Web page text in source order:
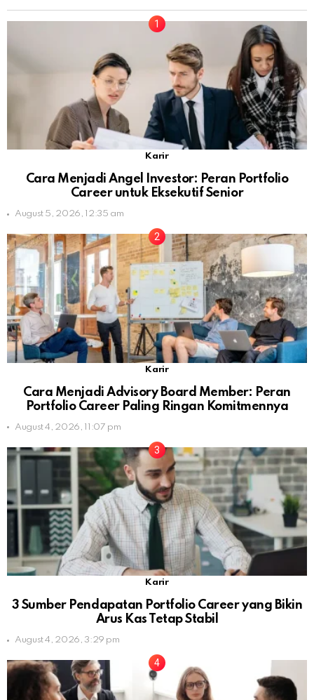
Karir
Cara Menjadi Angel Investor: Peran Portfolio
Career untuk Eksekutif Senior
August 5, 2026, 12:35 am
Karir
Cara Menjadi Advisory Board Member: Peran
Portfolio Career Paling Ringan Komitmennya
August 4, 2026, 11:07 pm
Karir
3 Sumber Pendapatan Portfolio Career yang Bikin
Arus Kas Tetap Stabil
August 4, 2026, 3:29 pm